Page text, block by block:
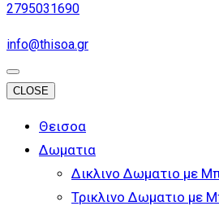
2795031690
info@thisoa.gr
CLOSE
Θεισοα
Δωματια
Δικλινο Δωματιο με
Τρικλινο Δωματιο με